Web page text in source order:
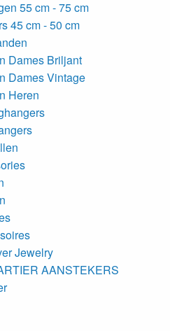
55 cm - 75 cm
45 cm - 50 cm
Dames Briljant
Dames Vintage
Heren
Jewelry
AANSTEKERS